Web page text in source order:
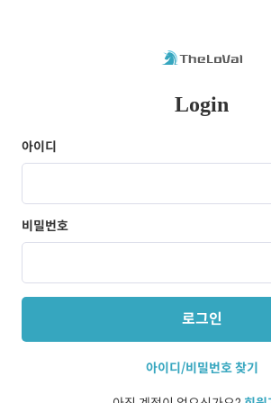
Login
아이디
비밀번호
로그인
아이디/비밀번호 찾기